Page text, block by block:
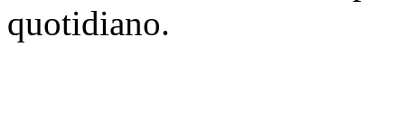
quotidiano.